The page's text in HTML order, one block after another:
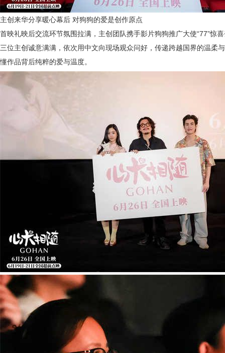
主创来华分享暖心幕后 对狗狗的爱是创作原点
首映礼映后交流环节氛围拉满，主创团队携手影片狗狗推广大使“77”惊
三位主创诚意满满，依次用中文向现场观众问好，传递跨越国界的温柔
懂作品背后纯粹的爱与温度。